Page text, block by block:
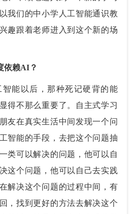
我们的中小学人工智能通识教
趣跟着老师进入到这个新的场
依赖AI？
能以后，那种死记硬背的能
得不那么重要了。自主式学习
友在真实生活中间发现一个问
智能的手段，去把这个问题抽
类可以解决的问题，他可以自
这个问题，他可以自己去实践
解决这个问题的过程中间，有
，找到更好的方法去解决这个